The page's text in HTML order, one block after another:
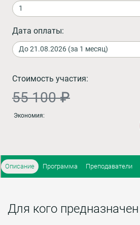
Дата оплаты:
Стоимость участия:
55 100 ₽
Экономия:
Описание Программа Преподаватели
Для кого предназначен